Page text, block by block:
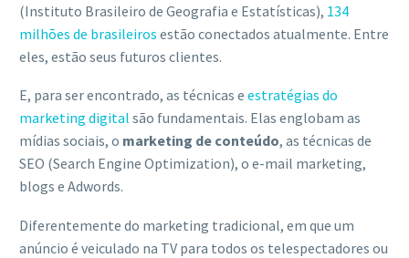
(Instituto Brasileiro de Geografia e Estatísticas), 134
milhões de brasileiros estão conectados atualmente. Entre
eles, estão seus futuros clientes.
E, para ser encontrado, as técnicas e estratégias do
marketing digital são fundamentais. Elas englobam as
mídias sociais, o marketing de conteúdo, as técnicas de
SEO (Search Engine Optimization), o e-mail marketing,
blogs e Adwords.
Diferentemente do marketing tradicional, em que um
anúncio é veiculado na TV para todos os telespectadores ou